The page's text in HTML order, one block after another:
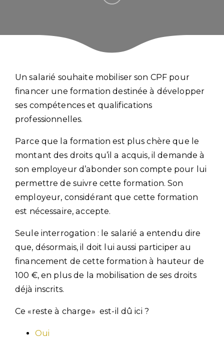
Un salarié souhaite mobiliser son CPF pour
financer une formation destinée à développer
ses compétences et qualifications
professionnelles.
Parce que la formation est plus chère que le
montant des droits qu’il a acquis, il demande à
son employeur d’abonder son compte pour lui
permettre de suivre cette formation. Son
employeur, considérant que cette formation
est nécessaire, accepte.
Seule interrogation : le salarié a entendu dire
que, désormais, il doit lui aussi participer au
financement de cette formation à hauteur de
100 €, en plus de la mobilisation de ses droits
déjà inscrits.
Ce «reste à charge» est-il dû ici ?
Oui